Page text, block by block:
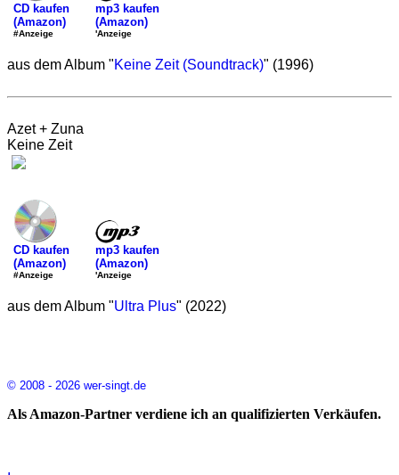
CD kaufen
(Amazon)
#Anzeige
mp3 kaufen
(Amazon)
'Anzeige
aus dem Album "Keine Zeit (Soundtrack)" (1996)
Azet + Zuna
Keine Zeit
CD kaufen
(Amazon)
#Anzeige
mp3 kaufen
(Amazon)
'Anzeige
aus dem Album "Ultra Plus" (2022)
© 2008 - 2026 wer-singt.de
Als Amazon-Partner verdiene ich an qualifizierten Verkäufen.